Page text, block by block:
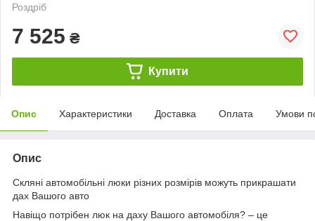
Роздріб
7 525 ₴
Купити
Опис Характеристики Доставка Оплата Умови
Опис
Скляні автомобільні люки різних розмірів можуть прикрашати
дах Вашого авто
Навіщо потрібен люк на даху Вашого автомобіля? – це